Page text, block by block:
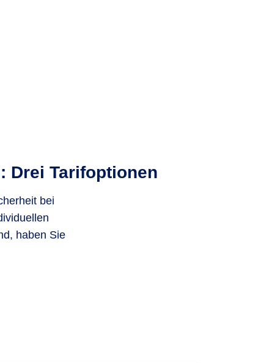
Drei Tarifoptionen
bei
haben Sie